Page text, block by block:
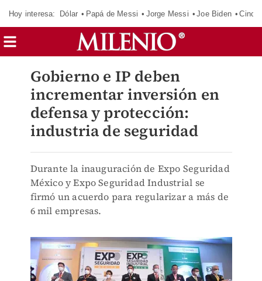
Hoy interesa: Dólar Papá de Messi Jorge Messi Joe Biden
Gobierno e IP deben
incrementar inversión en
defensa y protección:
industria de seguridad
Durante la inauguración de Expo Seguridad
México y Expo Seguridad Industrial se
firmó un acuerdo para regularizar a más de
6 mil empresas.